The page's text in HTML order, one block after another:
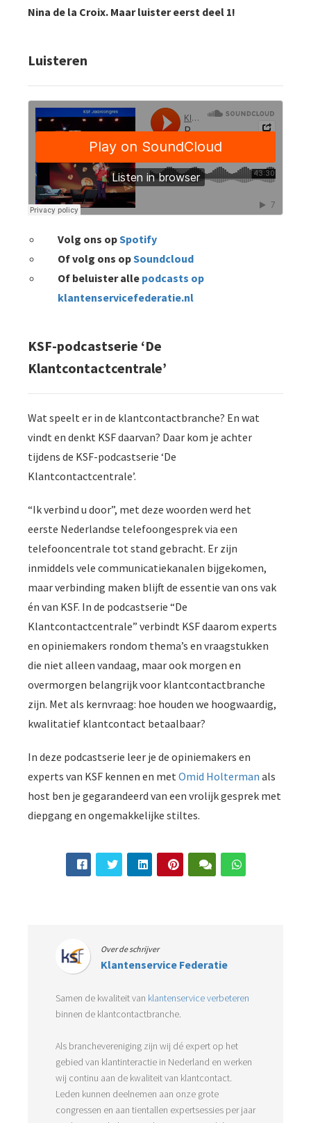
Nina de la Croix. Maar luister eerst deel 1!
Luisteren
Volg ons opSpotify
Of volg ons opSoundcloud
Of beluister alle podcasts op
klantenservicefederatie.nl
KSF-podcastserie ‘De
Klantcontactcentrale’
Wat speelt er in de klantcontactbranche? En wat
vindt en denkt KSF daarvan? Daar kom je achter
tijdens de KSF-podcastserie ‘De
Klantcontactcentrale’.
“Ik verbind u door”, met deze woorden werd het
eerste Nederlandse telefoongesprek via een
telefooncentrale tot stand gebracht. Er zijn
inmiddels vele communicatiekanalen bijgekomen,
maar verbinding maken blijft de essentie van ons vak
én van KSF. In de podcastserie “De
Klantcontactcentrale” verbindt KSF daarom experts
en opiniemakers rondom thema’s en vraagstukken
die niet alleen vandaag, maar ook morgen en
overmorgen belangrijk voor klantcontactbranche
zijn. Met als kernvraag: hoe houden we hoogwaardig,
kwalitatief klantcontact betaalbaar?
In deze podcastserie leer je de opiniemakers en
experts van KSF kennen en met Omid Holterman als
host ben je gegarandeerd van een vrolijk gesprek met
diepgang en ongemakkelijke stiltes.
Over de schrijver
Klantenservice Federatie
Samen de kwaliteit van klantenservice verbeteren
binnen de klantcontactbranche.
Als branchevereniging zijn wij dé expert op het
gebied van klantinteractie in Nederland en werken
wij continu aan de kwaliteit van klantcontact.
Leden kunnen deelnemen aan onze grote
congressen en aan tientallen expertsessies per jaar